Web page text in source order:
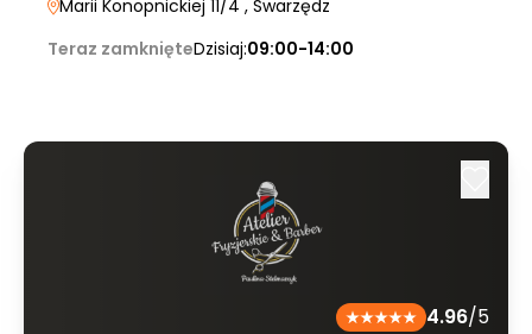
Marii Konopnickiej 11/4 , Swarzędz
Teraz zamknięteDzisiaj:09:00-14:00
4.96/5